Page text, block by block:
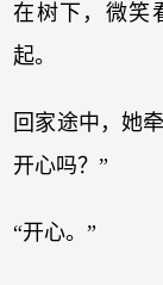
在树下，微笑
起。
回家途中，她
开心吗？”
“开心。”